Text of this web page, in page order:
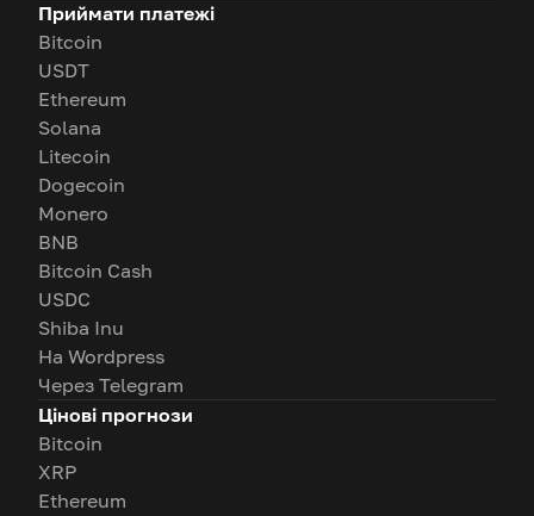
Приймати платежі
Bitcoin
USDT
Ethereum
Solana
Litecoin
Dogecoin
Monero
BNB
Bitcoin Cash
USDC
Shiba Inu
На Wordpress
Через Telegram
Цінові прогнози
Bitcoin
XRP
Ethereum